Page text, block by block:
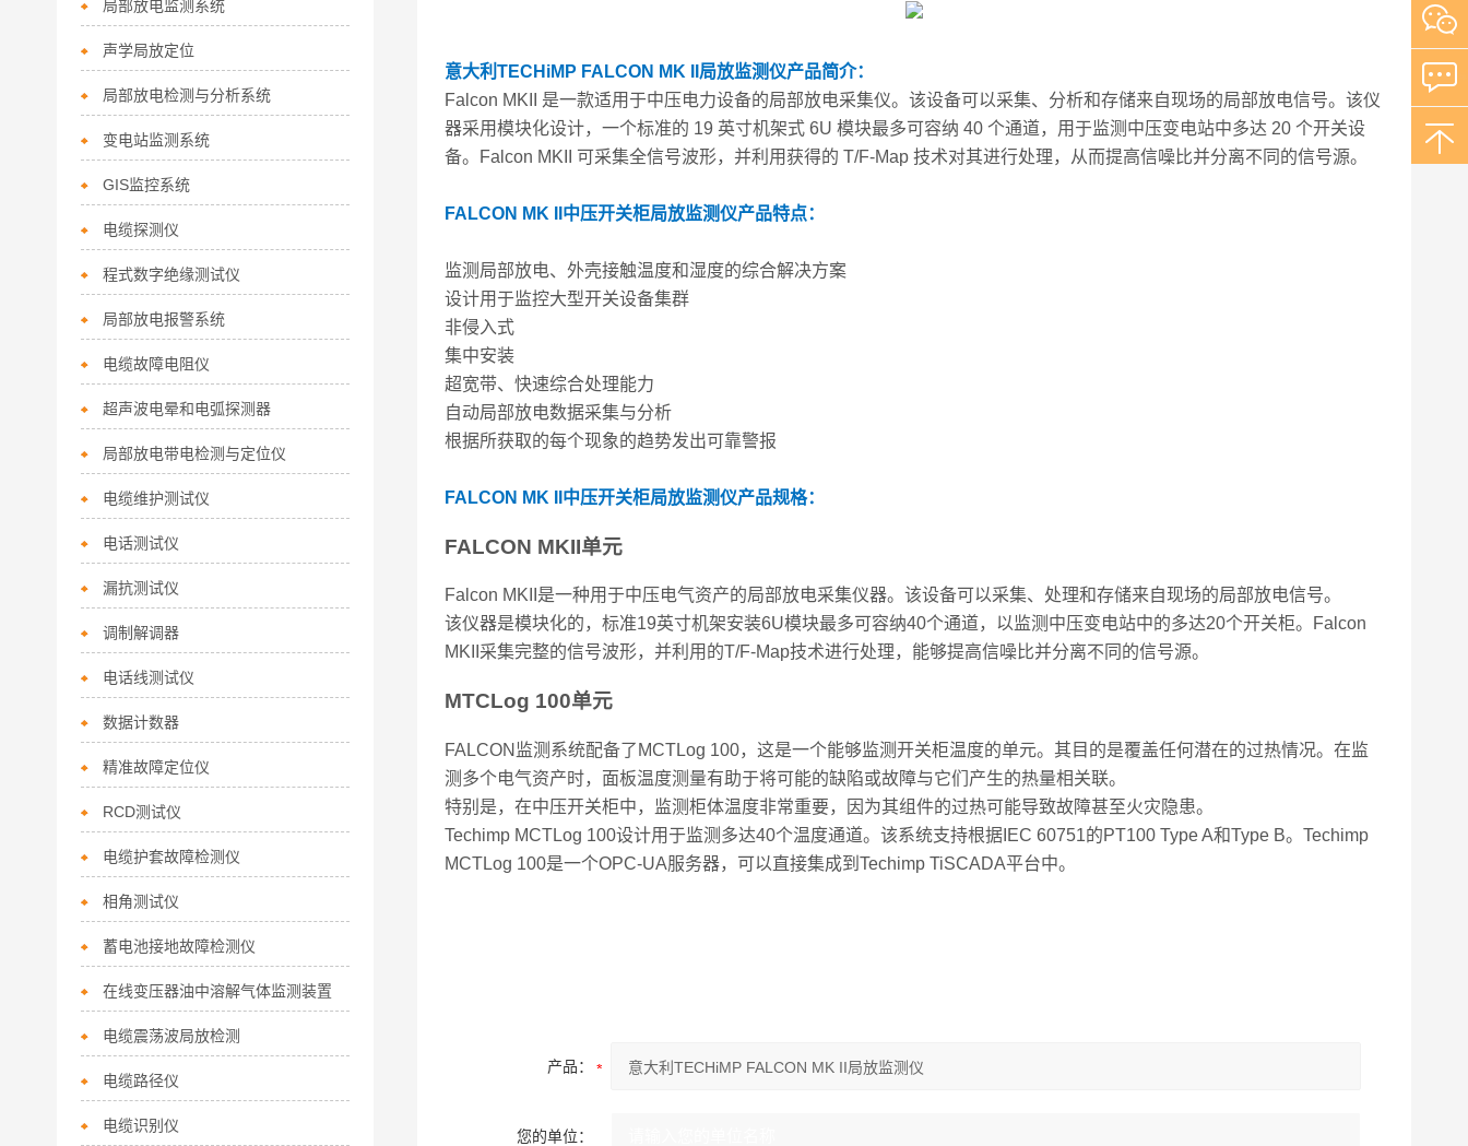
意大利TECHiMP FALCON MK II局放监测仪产品简介：
Falcon MKII 是一款适用于中压电力设备的局部放电采集仪。该设备可以采集、分析和存储来自现场的局部放电信号。该仪
器采用模块化设计，一个标准的 19 英寸机架式 6U 模块最多可容纳 40 个通道，用于监测中压变电站中多达 20 个开关设
备。Falcon MKII 可采集全信号波形，并利用获得的 T/F-Map 技术对其进行处理，从而提高信噪比并分离不同的信号源。
FALCON MK II中压开关柜局放监测仪产品特点：
监测局部放电、外壳接触温度和湿度的综合解决方案
设计用于监控大型开关设备集群
非侵入式
集中安装
超宽带、快速综合处理能力
自动局部放电数据采集与分析
根据所获取的每个现象的趋势发出可靠警报
FALCON MK II中压开关柜局放监测仪产品规格：
FALCON MKII单元
Falcon MKII是一种用于中压电气资产的局部放电采集仪器。该设备可以采集、处理和存储来自现场的局部放电信号。
该仪器是模块化的，标准19英寸机架安装6U模块最多可容纳40个通道，以监测中压变电站中的多达20个开关柜。Falcon
MKII采集完整的信号波形，并利用的T/F-Map技术进行处理，能够提高信噪比并分离不同的信号源。
MTCLog 100单元
FALCON监测系统配备了MCTLog 100，这是一个能够监测开关柜温度的单元。其目的是覆盖任何潜在的过热情况。在监
测多个电气资产时，面板温度测量有助于将可能的缺陷或故障与它们产生的热量相关联。
特别是，在中压开关柜中，监测柜体温度非常重要，因为其组件的过热可能导致故障甚至火灾隐患。
Techimp MCTLog 100设计用于监测多达40个温度通道。该系统支持根据IEC 60751的PT100 Type A和Type B。Techimp
MCTLog 100是一个OPC-UA服务器，可以直接集成到Techimp TiSCADA平台中。
产品：
您的单位：
局部放电监测系统
声学局放定位
局部放电检测与分析系统
变电站监测系统
GIS监控系统
电缆探测仪
程式数字绝缘测试仪
局部放电报警系统
电缆故障电阻仪
超声波电晕和电弧探测器
局部放电带电检测与定位仪
电缆维护测试仪
电话测试仪
漏抗测试仪
调制解调器
电话线测试仪
数据计数器
精准故障定位仪
RCD测试仪
电缆护套故障检测仪
相角测试仪
蓄电池接地故障检测仪
在线变压器油中溶解气体监测装置
电缆震荡波局放检测
电缆路径仪
电缆识别仪